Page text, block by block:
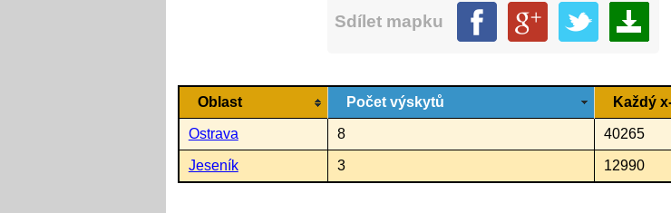
Sdílet mapku
Oblast Počet výskytů Každý
Ostrava 8 40265
Jeseník 3 12990